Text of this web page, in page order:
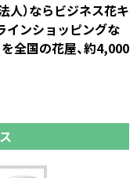
人）ならビジネス花キ
インショッピングな
全国の花屋、約4,000